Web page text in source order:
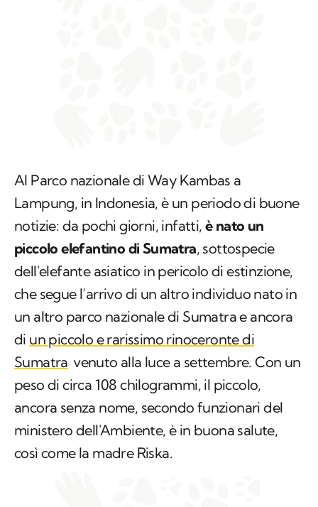
Al Parco nazionale di Way Kambas a
Lampung, in Indonesia, è un periodo di buone
notizie: da pochi giorni, infatti, è nato un
piccolo elefantino di Sumatra, sottospecie
dell'elefante asiatico in pericolo di estinzione,
che segue l’arrivo di un altro individuo nato in
un altro parco nazionale di Sumatra e ancora
di un piccolo e rarissimo rinoceronte di
Sumatra venuto alla luce a settembre. Con un
peso di circa 108 chilogrammi, il piccolo,
ancora senza nome, secondo funzionari del
ministero dell'Ambiente, è in buona salute,
così come la madre Riska.